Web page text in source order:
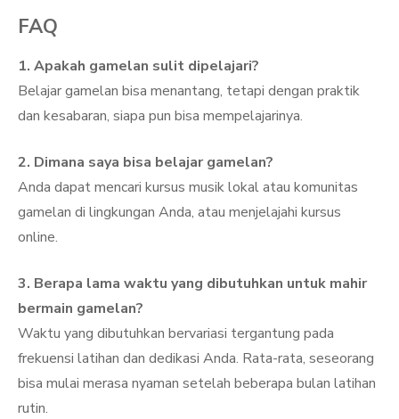
FAQ
1. Apakah gamelan sulit dipelajari?
Belajar gamelan bisa menantang, tetapi dengan praktik
dan kesabaran, siapa pun bisa mempelajarinya.
2. Dimana saya bisa belajar gamelan?
Anda dapat mencari kursus musik lokal atau komunitas
gamelan di lingkungan Anda, atau menjelajahi kursus
online.
3. Berapa lama waktu yang dibutuhkan untuk mahir
bermain gamelan?
Waktu yang dibutuhkan bervariasi tergantung pada
frekuensi latihan dan dedikasi Anda. Rata-rata, seseorang
bisa mulai merasa nyaman setelah beberapa bulan latihan
rutin.